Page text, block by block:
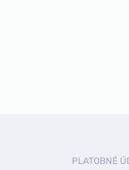
PLATOBNÉ